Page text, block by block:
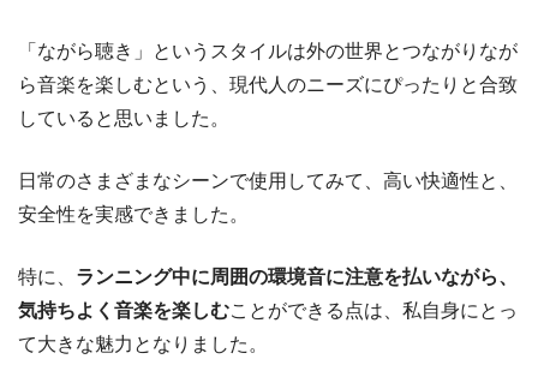
「ながら聴き」というスタイルは外の世界とつながりなが
ら音楽を楽しむという、現代人のニーズにぴったりと合致
していると思いました。
日常のさまざまなシーンで使用してみて、高い快適性と、
安全性を実感できました。
特に、 ランニング中に周囲の環境音に注意を払いながら、
気持ちよく音楽を楽しむことができる点は、私自身にとっ
て大きな魅力となりました。